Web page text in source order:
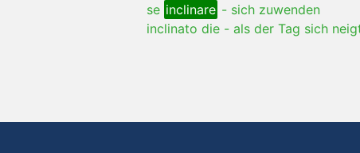
se inclinare - sich zuwenden
inclinato die - als der Tag sich